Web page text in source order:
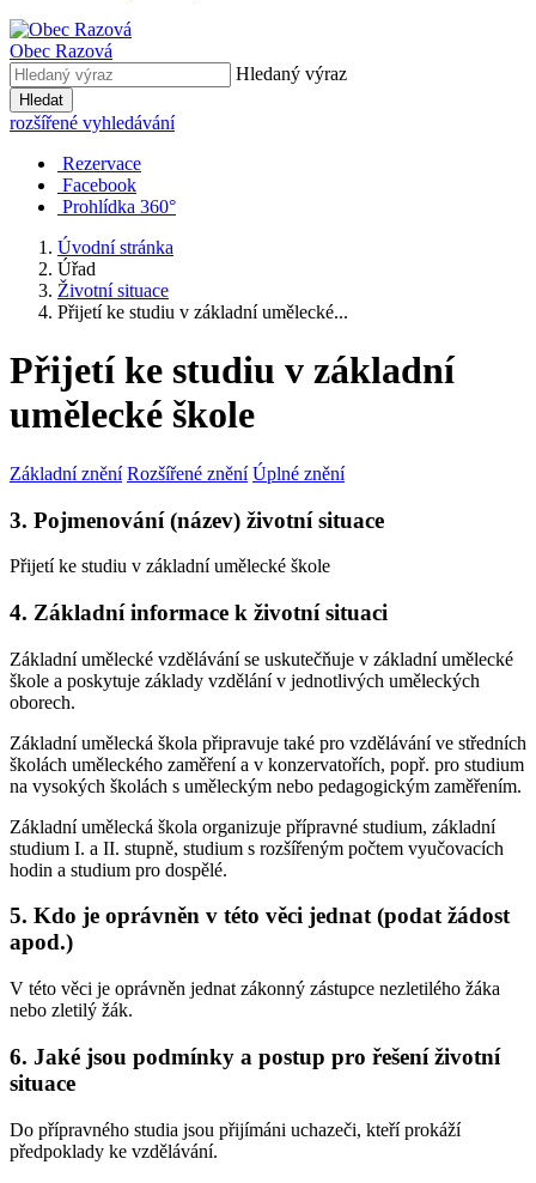
Obec Razová
Hledaný výraz
Hledat
rozšířené vyhledávání
Rezervace
Facebook
Prohlídka 360°
Úvodní stránka
Úřad
Životní situace
Přijetí ke studiu v základní umělecké...
Přijetí ke studiu v základní
umělecké škole
Základní znění Rozšířené znění Úplné znění
3. Pojmenování (název) životní situace
Přijetí ke studiu v základní umělecké škole
4. Základní informace k životní situaci
Základní umělecké vzdělávání se uskutečňuje v základní umělecké
škole a poskytuje základy vzdělání v jednotlivých uměleckých
oborech.
Základní umělecká škola připravuje také pro vzdělávání ve středních
školách uměleckého zaměření a v konzervatořích, popř. pro studium
na vysokých školách s uměleckým nebo pedagogickým zaměřením.
Základní umělecká škola organizuje přípravné studium, základní
studium I. a II. stupně, studium s rozšířeným počtem vyučovacích
hodin a studium pro dospělé.
5. Kdo je oprávněn v této věci jednat (podat žádost
apod.)
V této věci je oprávněn jednat zákonný zástupce nezletilého žáka
nebo zletilý žák.
6. Jaké jsou podmínky a postup pro řešení životní
situace
Do přípravného studia jsou přijímáni uchazeči, kteří prokáží
předpoklady ke vzdělávání.